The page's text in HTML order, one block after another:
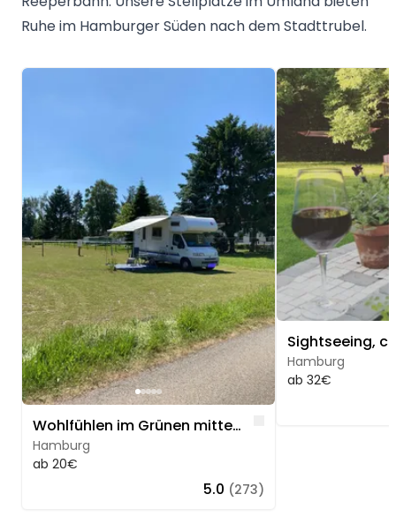
Ruhe im Hamburger Süden nach dem Stadttrubel.
Image 1 of 5
Wohlfühlen im Grünen mitten in Hamburg
Hamburg
ab 20€
5.0 (273)
Image 1 of 5
Hamburg
ab 32€